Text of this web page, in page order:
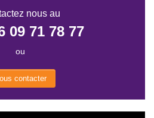
nous au
09 71 78 77
ou
contacter